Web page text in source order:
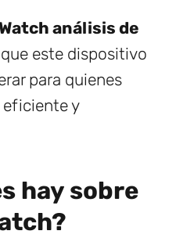
análisis de
este dispositivo
para quienes
y
hay sobre